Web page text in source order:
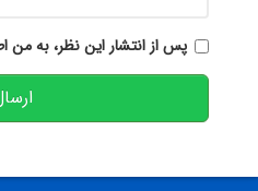
پس از انتشار این نظر، به من